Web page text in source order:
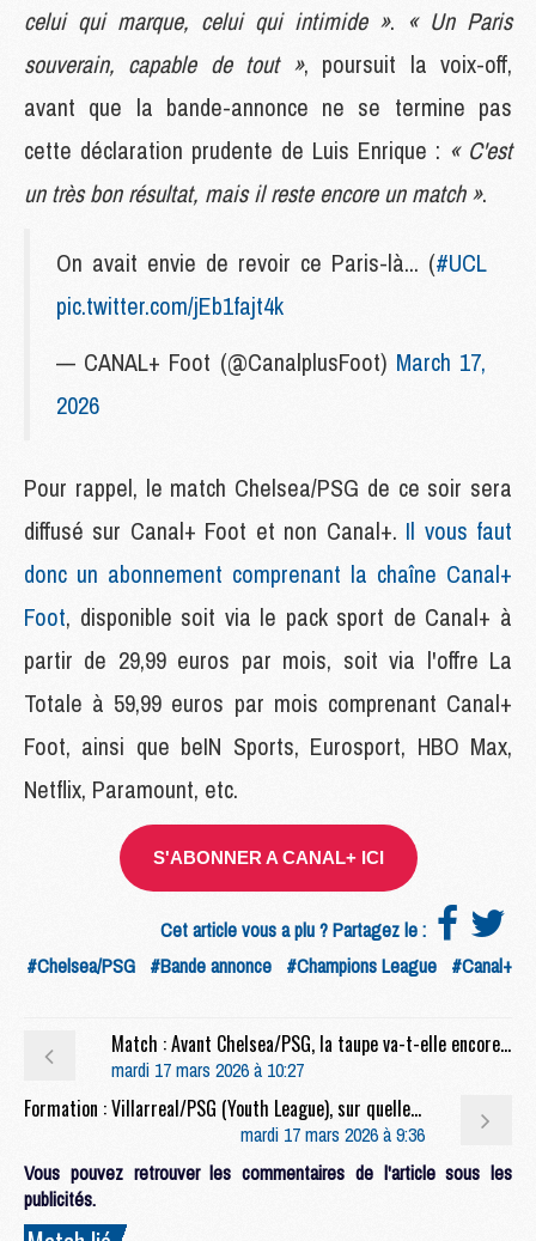
celui qui marque, celui qui intimide ». « Un Paris
souverain, capable de tout », poursuit la voix-off,
avant que la bande-annonce ne se termine pas
cette déclaration prudente de Luis Enrique : « C'est
un très bon résultat, mais il reste encore un match ».
On avait envie de revoir ce Paris-là... (#UCL
pic.twitter.com/jEb1fajt4k
— CANAL+ Foot (@CanalplusFoot) March 17,
2026
Pour rappel, le match Chelsea/PSG de ce soir sera
diffusé sur Canal+ Foot et non Canal+. Il vous faut
donc un abonnement comprenant la chaîne Canal+
Foot, disponible soit via le pack sport de Canal+ à
partir de 29,99 euros par mois, soit via l'offre La
Totale à 59,99 euros par mois comprenant Canal+
Foot, ainsi que beIN Sports, Eurosport, HBO Max,
Netflix, Paramount, etc.
S'ABONNER A CANAL+ ICI
Cet article vous a plu ? Partagez le :
#Chelsea/PSG #Bande annonce #Champions League #Canal+
Match : Avant Chelsea/PSG, la taupe va-t-elle encore frapper ?
mardi 17 mars 2026 à 10:27
Formation : Villarreal/PSG (Youth League), sur quelle chaîne et à quelle heure regarder le match ?
mardi 17 mars 2026 à 9:36
Vous pouvez retrouver les commentaires de l'article sous les
publicités.